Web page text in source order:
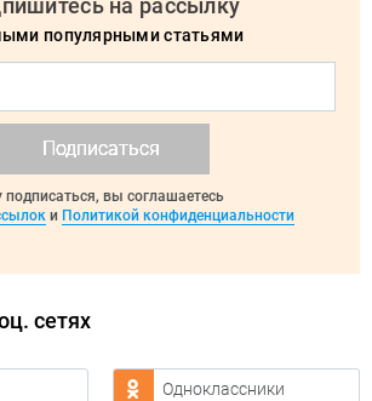
на рассылку
популярными статьями
Подписаться
вы соглашаетесь
и Политикой конфиденциальности
сетях
Одноклассники